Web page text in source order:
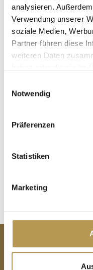
analysieren.
Verwendung unserer
soziale Medien,
Partner führen diese
weiteren Daten
Notwendig
Präferenzen
Statistiken
Marketing
CONTACT